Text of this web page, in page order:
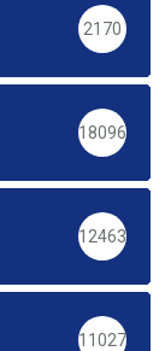
2170
18096
12463
11027